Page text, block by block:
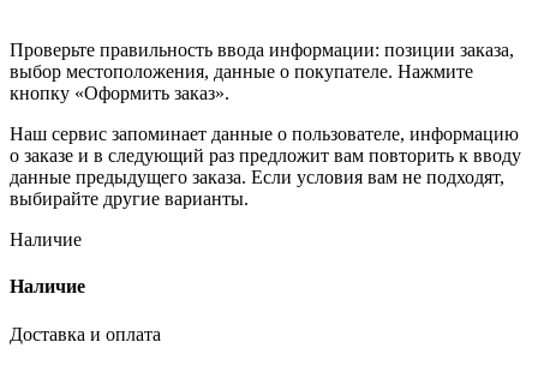
Проверьте правильность ввода информации: позиции заказа,
выбор местоположения, данные о покупателе. Нажмите
кнопку «Оформить заказ».
Наш сервис запоминает данные о пользователе, информацию
о заказе и в следующий раз предложит вам повторить к вводу
данные предыдущего заказа. Если условия вам не подходят,
выбирайте другие варианты.
Наличие
Наличие
Доставка и оплата